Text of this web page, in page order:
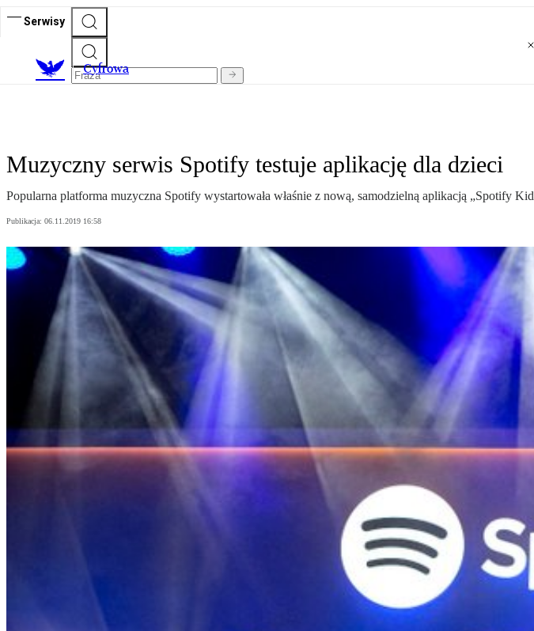
Serwisy
Cyfrowa
Muzyczny serwis Spotify testuje aplikację dla dzieci
Popularna platforma muzyczna Spotify wystartowała właśnie z nową, samodzielną aplikacją „Spotify
Publikacja: 06.11.2019 16:58